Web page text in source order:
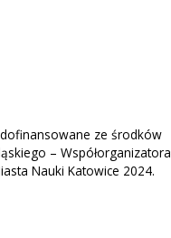
ze środków
– Współorganizatora
Nauki Katowice 2024.